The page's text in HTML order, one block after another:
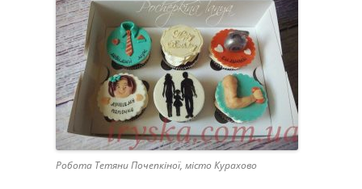
Робота Тетяни Почепкіної, місто Курахово